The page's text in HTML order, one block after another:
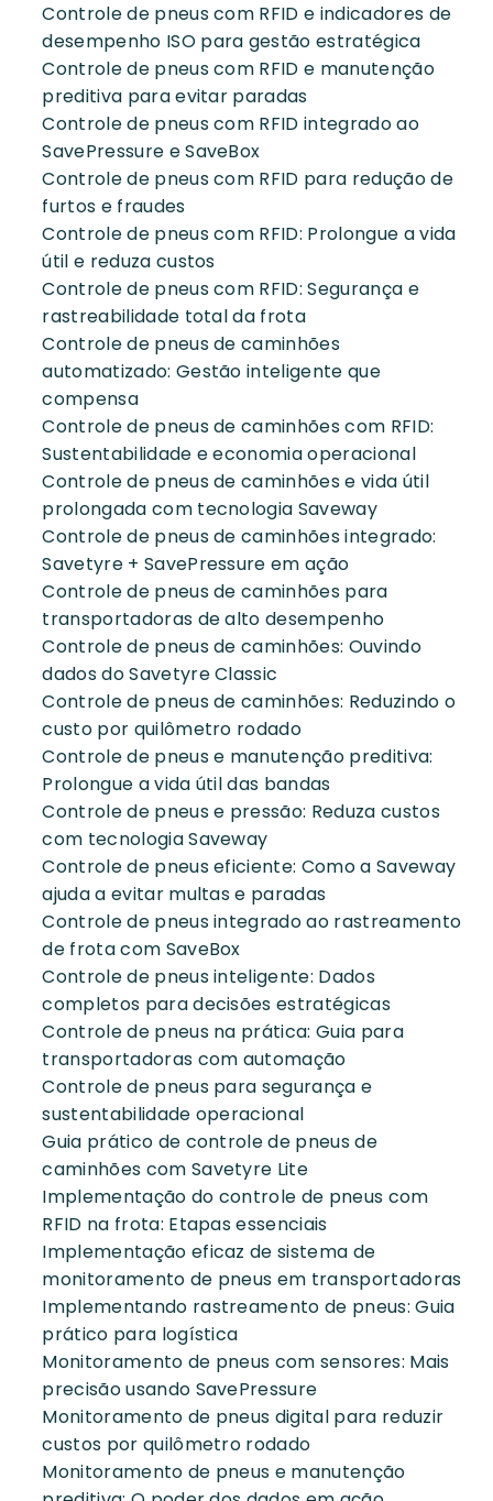
Controle de pneus com RFID e indicadores de
desempenho ISO para gestão estratégica
Controle de pneus com RFID e manutenção
preditiva para evitar paradas
Controle de pneus com RFID integrado ao
SavePressure e SaveBox
Controle de pneus com RFID para redução de
furtos e fraudes
Controle de pneus com RFID: Prolongue a vida
útil e reduza custos
Controle de pneus com RFID: Segurança e
rastreabilidade total da frota
Controle de pneus de caminhões
automatizado: Gestão inteligente que
compensa
Controle de pneus de caminhões com RFID:
Sustentabilidade e economia operacional
Controle de pneus de caminhões e vida útil
prolongada com tecnologia Saveway
Controle de pneus de caminhões integrado:
Savetyre + SavePressure em ação
Controle de pneus de caminhões para
transportadoras de alto desempenho
Controle de pneus de caminhões: Ouvindo
dados do Savetyre Classic
Controle de pneus de caminhões: Reduzindo o
custo por quilômetro rodado
Controle de pneus e manutenção preditiva:
Prolongue a vida útil das bandas
Controle de pneus e pressão: Reduza custos
com tecnologia Saveway
Controle de pneus eficiente: Como a Saveway
ajuda a evitar multas e paradas
Controle de pneus integrado ao rastreamento
de frota com SaveBox
Controle de pneus inteligente: Dados
completos para decisões estratégicas
Controle de pneus na prática: Guia para
transportadoras com automação
Controle de pneus para segurança e
sustentabilidade operacional
Guia prático de controle de pneus de
caminhões com Savetyre Lite
Implementação do controle de pneus com
RFID na frota: Etapas essenciais
Implementação eficaz de sistema de
monitoramento de pneus em transportadoras
Implementando rastreamento de pneus: Guia
prático para logística
Monitoramento de pneus com sensores: Mais
precisão usando SavePressure
Monitoramento de pneus digital para reduzir
custos por quilômetro rodado
Monitoramento de pneus e manutenção